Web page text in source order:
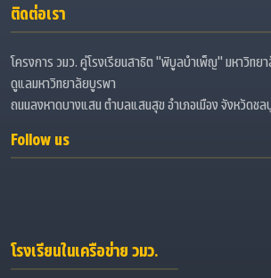
ติดต่อเรา
โครงการ วมว. คู่โรงเรียนสาธิต "พิบูลบำเพ็ญ" มหาวิทย
ดูแลมหาวิทยาลัยบูรพา
ถนนลงหาดบางแสน ตำบลแสนสุข อำเภอเมือง จังหวัดชล
Follow us
โรงเรียนในเครือข่าย วมว.